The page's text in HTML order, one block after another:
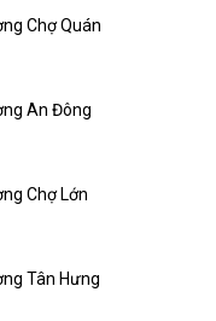
Chợ Quán
An Đông
Chợ Lớn
Tân Hưng